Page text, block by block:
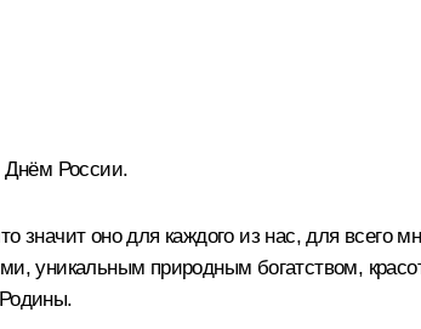
Днём России.
оно для каждого из нас, для всего
уникальным природным богатством,